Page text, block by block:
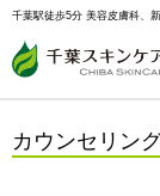
千葉駅徒歩5分 美容皮膚科、
カウンセリン